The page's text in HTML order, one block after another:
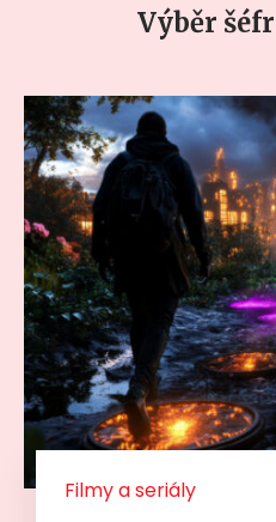
Výběr
Filmy a seriály